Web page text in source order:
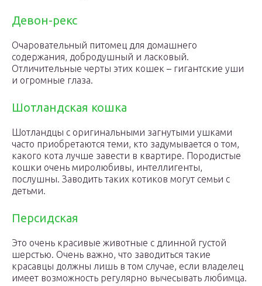
Девон-рекс
Очаровательный питомец для домашнего
содержания, добродушный и ласковый.
Отличительные черты этих кошек – гигантские уши
и огромные глаза.
Шотландская кошка
Шотландцы с оригинальными загнутыми ушками
часто приобретаются теми, кто задумывается о том,
какого кота лучше завести в квартире. Породистые
кошки очень миролюбивы, интеллигенты,
послушны. Заводить таких котиков могут семьи с
детьми.
Персидская
Это очень красивые животные с длинной густой
шерстью. Очень важно, что заводиться такие
красавцы должны лишь в том случае, если владелец
имеет возможность регулярно вычесывать любимца.